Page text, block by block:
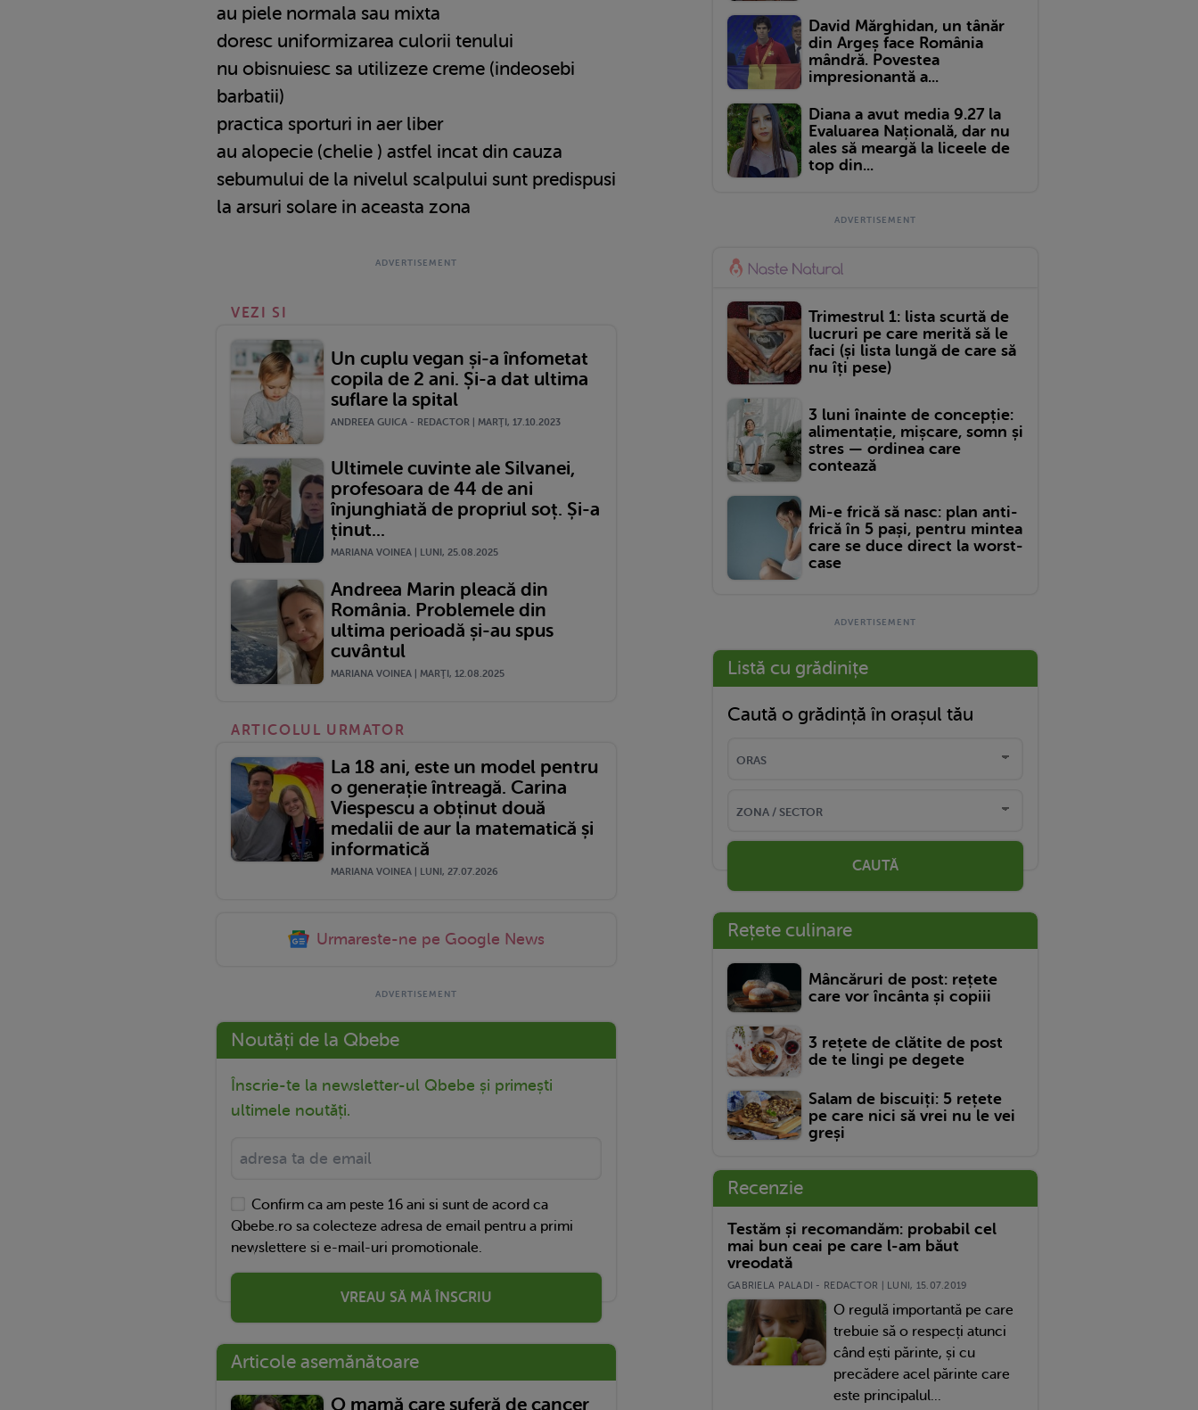
au piele normala sau mixta
doresc uniformizarea culorii tenului
nu obisnuiesc sa utilizeze creme (indeosebi
barbatii)
practica sporturi in aer liber
au alopecie (chelie ) astfel incat din cauza
sebumului de la nivelul scalpului sunt predispusi
la arsuri solare in aceasta zona
VEZI SI
Un cuplu vegan și-a înfometat
copila de 2 ani. Și-a dat ultima
suflare la spital
ANDREEA GUICA - REDACTOR | MARŢI, 17.10.2023
Ultimele cuvinte ale Silvanei,
profesoara de 44 de ani
înjunghiată de propriul soț. Și-a
ținut...
MARIANA VOINEA | LUNI, 25.08.2025
Andreea Marin pleacă din
România. Problemele din
ultima perioadă și-au spus
cuvântul
MARIANA VOINEA | MARŢI, 12.08.2025
ARTICOLUL URMATOR
La 18 ani, este un model pentru
o generație întreagă. Carina
Viespescu a obținut două
medalii de aur la matematică și
informatică
MARIANA VOINEA | LUNI, 27.07.2026
Urmareste-ne pe Google News
Noutăți de la Qbebe
Înscrie-te la newsletter-ul Qbebe și primești
ultimele noutăți.
Confirm ca am peste 16 ani si sunt de acord ca
Qbebe.ro sa colecteze adresa de email pentru a primi
newslettere si e-mail-uri promotionale.
VREAU SĂ MĂ ÎNSCRIU
Articole asemănătoare
O mamă care suferă de cancer
David Mărghidan, un tânăr
din Argeș face România
mândră. Povestea
impresionantă a...
Diana a avut media 9.27 la
Evaluarea Națională, dar nu
ales să meargă la liceele de
top din...
Trimestrul 1: lista scurtă de
lucruri pe care merită să le
faci (și lista lungă de care să
nu îți pese)
3 luni înainte de concepție:
alimentație, mișcare, somn și
stres — ordinea care
contează
Mi-e frică să nasc: plan anti-
frică în 5 pași, pentru mintea
care se duce direct la worst-
case
Listă cu grădinițe
Caută o grădință în orașul tău
CAUTĂ
Rețete culinare
Mâncăruri de post: rețete
care vor încânta și copiii
3 rețete de clătite de post
de te lingi pe degete
Salam de biscuiți: 5 rețete
pe care nici să vrei nu le vei
greși
Recenzie
Testăm și recomandăm: probabil cel
mai bun ceai pe care l-am băut
vreodată
GABRIELA PALADI - REDACTOR | LUNI, 15.07.2019
O regulă importantă pe care
trebuie să o respecți atunci
când ești părinte, și cu
precădere acel părinte care
este principalul...